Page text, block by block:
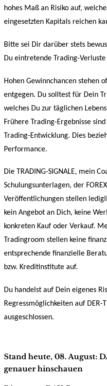
hohes Maß an Risiko auf,
eingesetzten Kapitals reichen
Bitte sei Dir darüber stets
Du eintretende Trading-
Hohen Gewinnchancen stehen
entgegen. Du solltest für Dein
welches Du zur täglichen
Frühere Trading-Ergebnisse
Trading-Entwicklung. Dies
Performance.
Die TRADING-SIGNALE, mein
Schulungsunterlagen, der
Veröffentlichungen stellen
kein Angebot an Dich, keine
konkreten Kauf oder Verkauf.
Tradingroom stellen keine
entsprechende finanzielle
bzw. Kreditinstitute auf.
Du handelst auf Dein eigenes
Regressmöglichkeiten auf DER-
ausgeschlossen.
Stand heute, 08. August:
genauer hinschauen